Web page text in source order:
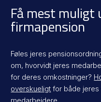
Få mest muligt
firmapension
Føles jeres
om, hvorvidt jeres
for deres omkostninger?
overskueligt for både